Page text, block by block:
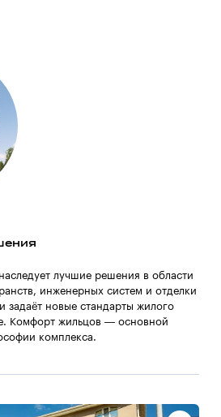
лучшие решения в области
инженерных систем и отделки
задаёт новые стандарты жилого
Комфорт жильцов — основной
комплекса.